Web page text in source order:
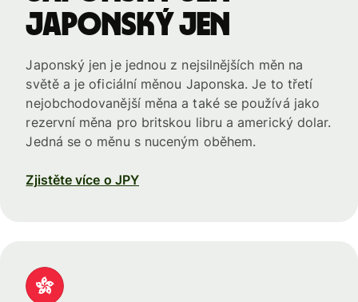
japonský jen
Japonský jen je jednou z nejsilnějších měn na
světě a je oficiální měnou Japonska. Je to třetí
nejobchodovanější měna a také se používá jako
rezervní měna pro britskou libru a americký dolar.
Jedná se o měnu s nuceným oběhem.
Zjistěte více o JPY